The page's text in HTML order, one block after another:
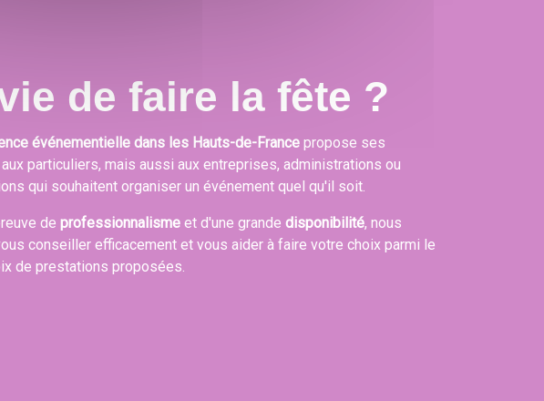
de faire la fête ?
événementielle dans les Hauts-de-France propose ses
particuliers, mais aussi aux entreprises, administrations ou
qui souhaitent organiser un événement quel qu'il soit.
de professionnalisme et d'une grande disponibilité, nous
conseiller efficacement et vous aider à faire votre choix parmi le
de prestations proposées.